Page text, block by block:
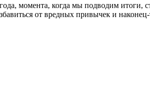
момента, когда мы подводим
от вредных привычек и